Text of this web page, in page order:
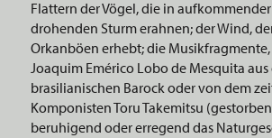
Flattern der Vögel, die in
drohenden Sturm erahnen; der Wind,
Orkanböen erhebt; die Musikfragmente,
Joaquim Emérico Lobo de Mesquita aus
brasilianischen Barock oder von dem
Komponisten Toru Takemitsu
beruhigend oder erregend das